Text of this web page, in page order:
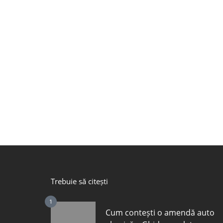
Trebuie să citești
1
Cum contești o amendă auto